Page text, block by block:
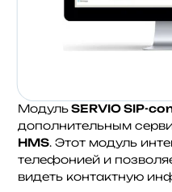
МодульSERVIO SIP-
дополнительным
HMS. Этот модуль
телефонией и
видеть контактную